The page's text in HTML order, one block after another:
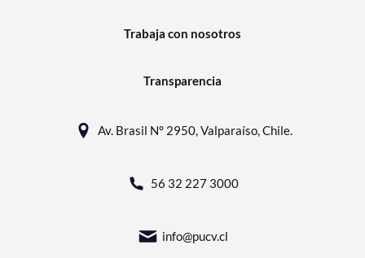
Trabaja con nosotros
Transparencia
Av. Brasil N° 2950, Valparaíso, Chile.
56 32 227 3000
info@pucv.cl